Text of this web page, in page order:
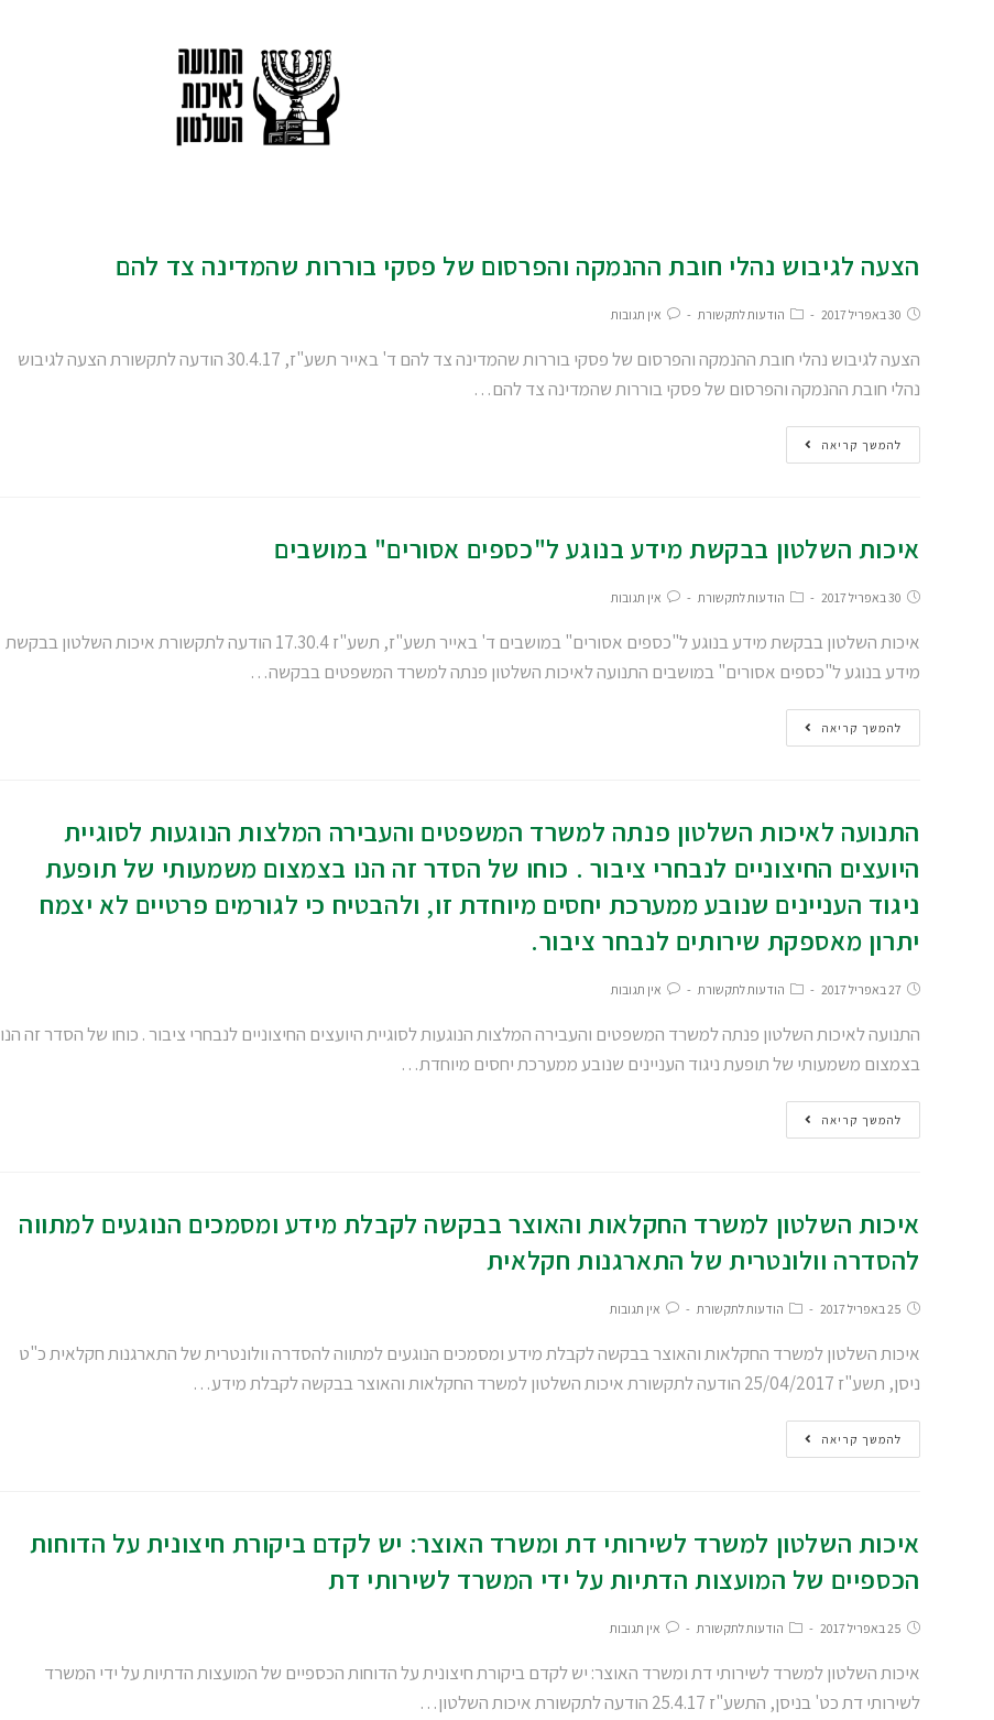
הצעה לגיבוש נהלי חובת ההנמקה והפרסום של פסקי בוררות שהמדינה צד להם
30 באפריל 2017 הודעות לתקשורת אין תגובות
הצעה לגיבוש נהלי חובת ההנמקה והפרסום של פסקי בוררות שהמדינה צד להם ד' באייר תשע"ז, 30.4.17 הודעה לתקשורת הצעה לגיבוש
נהלי חובת ההנמקה והפרסום של פסקי בוררות שהמדינה צד להם…
להמשך קריאה
איכות השלטון בבקשת מידע בנוגע ל"כספים אסורים" במושבים
30 באפריל 2017 הודעות לתקשורת אין תגובות
איכות השלטון בבקשת מידע בנוגע ל"כספים אסורים" במושבים ד' באייר תשע"ז, תשע"ז 17.30.4 הודעה לתקשורת איכות השלטון בבקשת
מידע בנוגע ל"כספים אסורים" במושבים התנועה לאיכות השלטון פנתה למשרד המשפטים בבקשה…
להמשך קריאה
התנועה לאיכות השלטון פנתה למשרד המשפטים והעבירה המלצות הנוגעות לסוגיית
היועצים החיצוניים לנבחרי ציבור . כוחו של הסדר זה הנו בצמצום משמעותי של תופעת
ניגוד העניינים שנובע ממערכת יחסים מיוחדת זו, ולהבטיח כי לגורמים פרטיים לא יצמח
יתרון מאספקת שירותים לנבחר ציבור.
27 באפריל 2017 הודעות לתקשורת אין תגובות
התנועה לאיכות השלטון פנתה למשרד המשפטים והעבירה המלצות הנוגעות לסוגיית היועצים החיצוניים לנבחרי ציבור . כוחו של הסדר זה הנו
בצמצום משמעותי של תופעת ניגוד העניינים שנובע ממערכת יחסים מיוחדת…
להמשך קריאה
איכות השלטון למשרד החקלאות והאוצר בבקשה לקבלת מידע ומסמכים הנוגעים למתווה
להסדרה וולונטרית של התארגנות חקלאית
25 באפריל 2017 הודעות לתקשורת אין תגובות
איכות השלטון למשרד החקלאות והאוצר בבקשה לקבלת מידע ומסמכים הנוגעים למתווה להסדרה וולונטרית של התארגנות חקלאית כ"ט
ניסן, תשע"ז 25/04/2017 הודעה לתקשורת איכות השלטון למשרד החקלאות והאוצר בבקשה לקבלת מידע…
להמשך קריאה
איכות השלטון למשרד לשירותי דת ומשרד האוצר: יש לקדם ביקורת חיצונית על הדוחות
הכספיים של המועצות הדתיות על ידי המשרד לשירותי דת
25 באפריל 2017 הודעות לתקשורת אין תגובות
איכות השלטון למשרד לשירותי דת ומשרד האוצר: יש לקדם ביקורת חיצונית על הדוחות הכספיים של המועצות הדתיות על ידי המשרד
לשירותי דת כט' בניסן, התשע"ז 25.4.17 הודעה לתקשורת איכות השלטון…